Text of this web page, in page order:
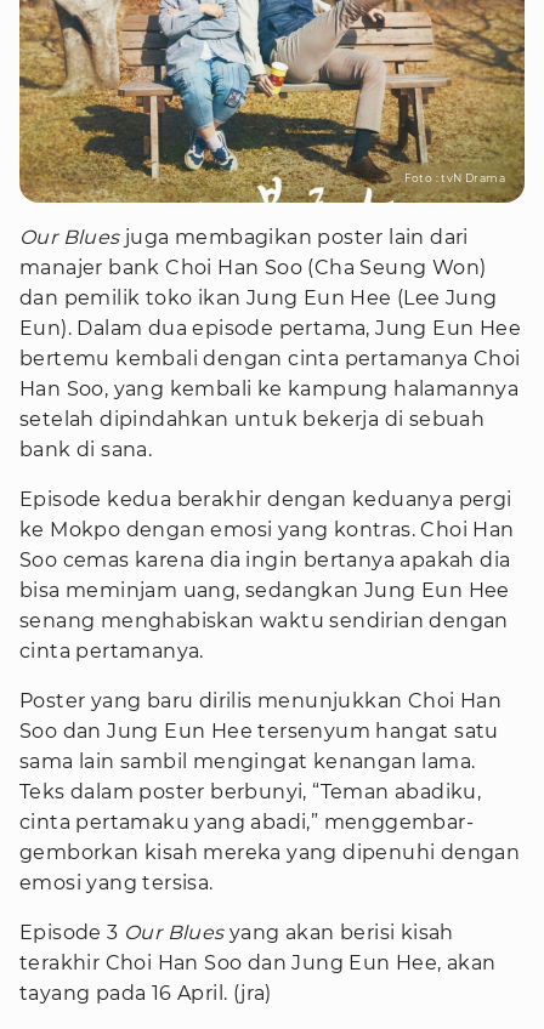
Foto : tvN Drama
Our Bluesjuga membagikan poster lain dari
manajer bank Choi Han Soo (Cha Seung Won)
dan pemilik toko ikan Jung Eun Hee (Lee Jung
Eun). Dalam dua episode pertama, Jung Eun Hee
bertemu kembali dengan cinta pertamanya Choi
Han Soo, yang kembali ke kampung halamannya
setelah dipindahkan untuk bekerja di sebuah
bank di sana.
Episode kedua berakhir dengan keduanya pergi
ke Mokpo dengan emosi yang kontras. Choi Han
Soo cemas karena dia ingin bertanya apakah dia
bisa meminjam uang, sedangkan Jung Eun Hee
senang menghabiskan waktu sendirian dengan
cinta pertamanya.
Poster yang baru dirilis menunjukkan Choi Han
Soo dan Jung Eun Hee tersenyum hangat satu
sama lain sambil mengingat kenangan lama.
Teks dalam poster berbunyi, “Teman abadiku,
cinta pertamaku yang abadi,” menggembar-
gemborkan kisah mereka yang dipenuhi dengan
emosi yang tersisa.
Episode 3 Our Bluesyang akan berisi kisah
terakhir Choi Han Soo dan Jung Eun Hee, akan
tayang pada 16 April. (jra)